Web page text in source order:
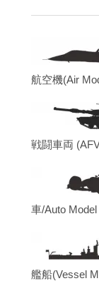
航空機(Air
戦闘車両
車/Auto Model
艦船(Vessel